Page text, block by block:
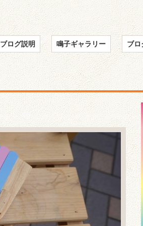
ブログ説明 鳴子ギャラリー ブロ